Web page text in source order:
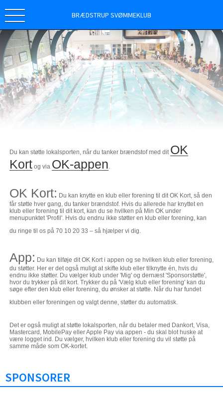
BRÆDSTRUP SVØMMEKLUB
Du kan støtte lokalsporten, når du tanker brændstof med dit OK
Kortog via OK-appen.
OK Kort: Du kan knytte en klub eller forening til dit OK Kort, så den
får støtte hver gang, du tanker brændstof. Hvis du allerede har knyttet en
klub eller forening til dit kort, kan du se hvilken på Min OK under
menupunktet 'Profil'. Hvis du endnu ikke støtter en klub eller forening, kan
du ringe til os på 70 10 20 33 – så hjælper vi dig.
App: Du kan tilføje dit OK Kort i appen og se hvilken klub eller forening,
du støtter. Her er det også muligt at skifte klub eller tilknytte én, hvis du
endnu ikke støtter. Du vælger klub under 'Mig' og dernæst 'Sponsorstøtte',
hvor du trykker på dit kort. Trykker du på 'Vælg klub eller forening' kan du
søge efter den klub eller forening, du ønsker at støtte. Når du har fundet
klubben eller foreningen og valgt denne, støtter du automatisk.
Det er også muligt at støtte lokalsporten, når du betaler med Dankort, Visa,
Mastercard, MobilePay eller Apple Pay via appen - du skal blot huske at
være logget ind. Du vælger, hvilken klub eller forening du vil støtte på
samme måde som OK-kortet.
SPONSORER